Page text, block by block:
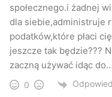
społecznego.i żadnej
dla siebie,administruje
podatków,które płaci
jeszcze tak będzie???
zaczną używać idąc do…
0